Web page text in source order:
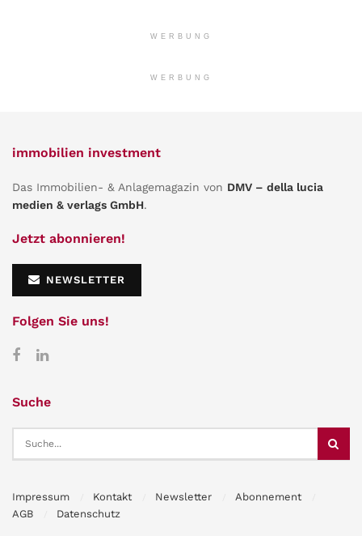
WERBUNG
WERBUNG
immobilien investment
Das Immobilien- & Anlagemagazin von DMV – della lucia
medien & verlags GmbH.
Jetzt abonnieren!
NEWSLETTER
Folgen Sie uns!
Suche
Impressum Kontakt Newsletter
Abonnement
AGB
Datenschutz